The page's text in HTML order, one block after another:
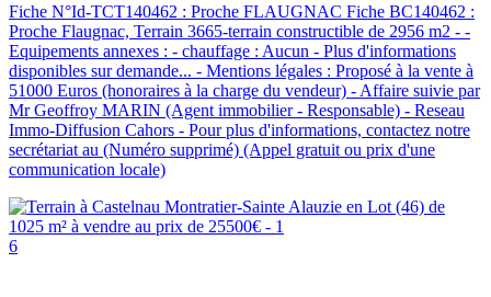
Fiche N°Id-TCT140462 : Proche FLAUGNAC Fiche BC140462 :
Proche Flaugnac, Terrain 3665-terrain constructible de 2956 m2 - -
Equipements annexes : - chauffage : Aucun - Plus d'informations
disponibles sur demande... - Mentions légales : Proposé à la vente à
51000 Euros (honoraires à la charge du vendeur) - Affaire suivie par
Mr Geoffroy MARIN (Agent immobilier - Responsable) - Reseau
Immo-Diffusion Cahors - Pour plus d'informations, contactez notre
secrétariat au (Numéro supprimé) (Appel gratuit ou prix d'une
communication locale)
6